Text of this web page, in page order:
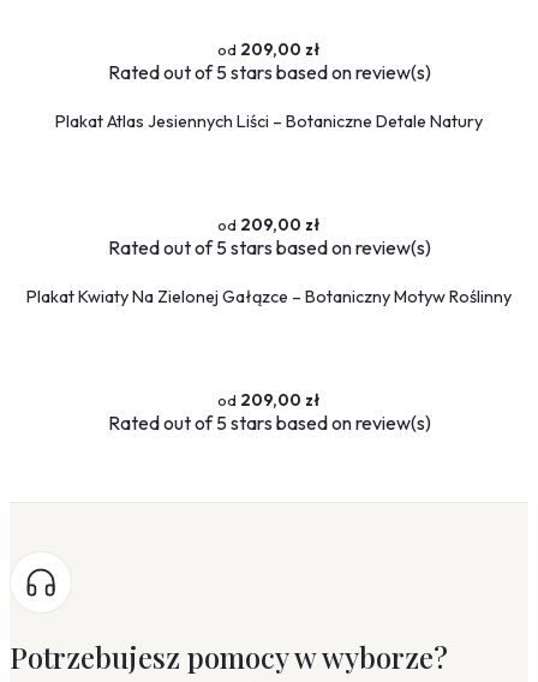
209,00 zł
Ratedout of 5 stars based onreview(s)
Plakat Atlas Jesiennych Liści – Botaniczne Detale Natury
209,00 zł
Ratedout of 5 stars based onreview(s)
Plakat Kwiaty Na Zielonej Gałązce – Botaniczny Motyw Roślinny
209,00 zł
Ratedout of 5 stars based onreview(s)
Potrzebujesz pomocy w wyborze?